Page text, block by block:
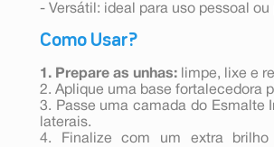
- Versátil: ideal para uso pessoal ou
Como Usar?
1. Prepare as unhas: limpe, lixe e
2. Aplique uma base fortalecedora
3. Passe uma camada do Esmalte
laterais.
4. Finalize com um extra